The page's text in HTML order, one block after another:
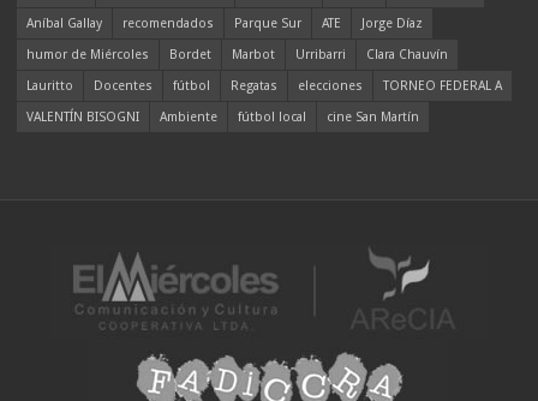
Aníbal Gallay
recomendados Parque Sur ATE
Jorge Díaz
humor de Miércoles
Bordet Marbot Urribarri
Clara Chauvín
Lauritto
Docentes fútbol Regatas elecciones
TORNEO FEDERAL A
VALENTÍN BISOGNI
Ambiente fútbol local cine San Martín